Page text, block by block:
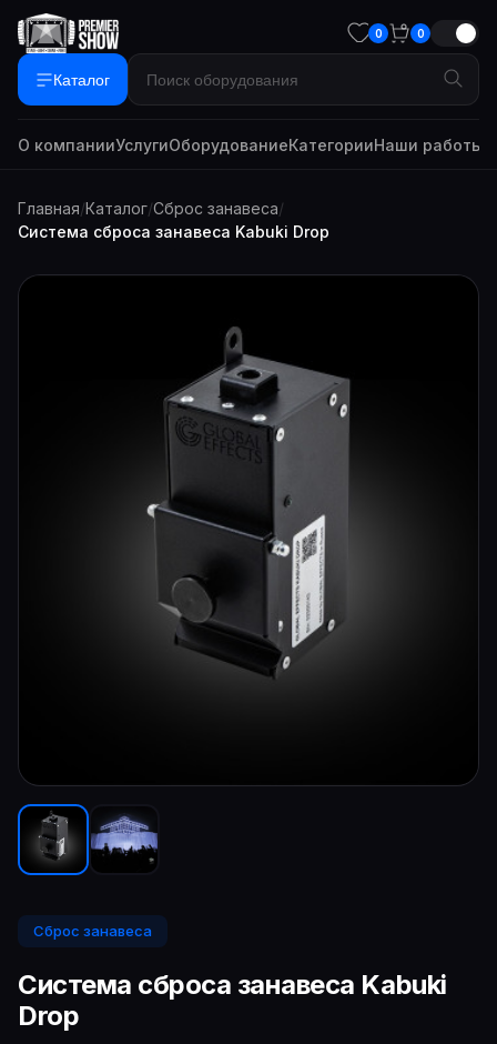
Каталог
0 0
О компанииУслугиОборудованиеКатегорииНаши работы
Главная/Каталог/Сброс занавеса/
Система сброса занавеса Kabuki Drop
Сброс занавеса
Система сброса занавеса Kabuki
Drop